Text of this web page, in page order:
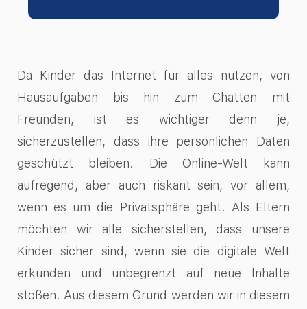
Da Kinder das Internet für alles nutzen, von
Hausaufgaben bis hin zum Chatten mit
Freunden, ist es wichtiger denn je,
sicherzustellen, dass ihre persönlichen Daten
geschützt bleiben. Die Online-Welt kann
aufregend, aber auch riskant sein, vor allem,
wenn es um die Privatsphäre geht. Als Eltern
möchten wir alle sicherstellen, dass unsere
Kinder sicher sind, wenn sie die digitale Welt
erkunden und unbegrenzt auf neue Inhalte
stoßen. Aus diesem Grund werden wir in diesem